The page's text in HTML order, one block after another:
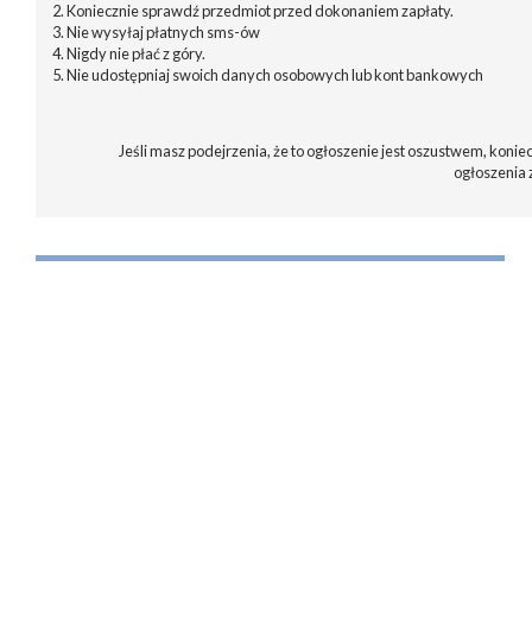
2. Koniecznie sprawdź przedmiot przed dokonaniem zapłaty.
3. Nie wysyłaj płatnych sms-ów
4. Nigdy nie płać z góry.
5. Nie udostępniaj swoich danych osobowych lub kont bankowych
Jeśli masz podejrzenia, że to ogłoszenie jest oszustwem,